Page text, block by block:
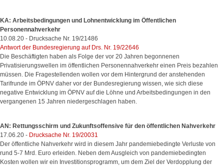
KA: Arbeitsbedingungen und Lohnentwicklung im Öffentlichen
Personennahverkehr
10.08.20 - Drucksache Nr. 19/21486
Antwort der Bundesregierung auf Drs. Nr. 19/22646
Die Beschäftigten haben als Folge der vor 20 Jahren begonnenen
Privatisierungswellen im öffentlichen Personennahverkehr einen Preis bezahlen
müssen. Die Fragestellenden wollen vor dem Hintergrund der anstehenden
Tarifrunde im ÖPNV daher vor der Bundesregierung wissen, wie sich diese
negative Entwicklung im ÖPNV auf die Löhne und Arbeitsbedingungen in den
vergangenen 15 Jahren niedergeschlagen haben.
AN: Rettungsschirm und Zukunftsoffensive für den öffentlichen Nahverkehr
17.06.20 - Drucksache Nr. 19/20031
Der öffentliche Nahverkehr wird in diesem Jahr pandemiebedingte Verluste von
rund 5-7 Mrd. Euro erleiden. Neben dem Ausgleich von pandemiebedingten
Kosten wollen wir ein Investitionsprogramm, um dem Ziel der Verdopplung der